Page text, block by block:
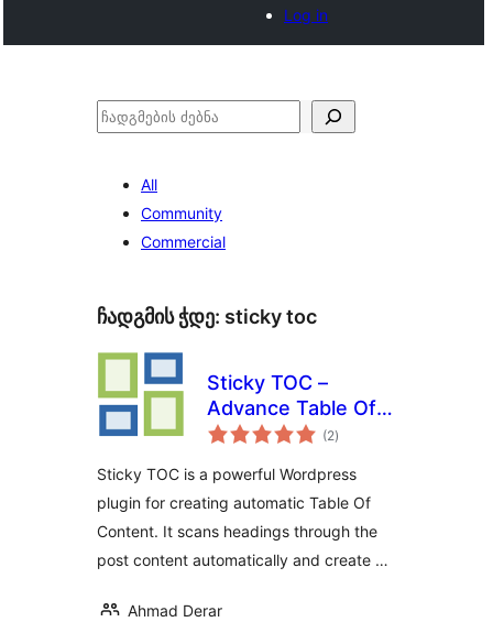
Log in
ძებნა
All
Community
Commercial
ჩადგმის ჭდე: sticky toc
Sticky TOC –
Advance Table Of
Contents
(2საერთო
რეიტინგი
)
Sticky TOC is a powerful Wordpress
plugin for creating automatic Table Of
Content. It scans headings through the
post content automatically and create …
Ahmad Derar